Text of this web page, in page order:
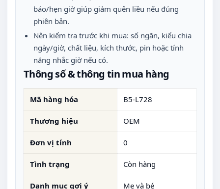
báo/hẹn giờ giúp giảm quên liều nếu đúng
phiên bản.
Nên kiểm tra trước khi mua: số ngăn, kiểu chia
ngày/giờ, chất liệu, kích thước, pin hoặc tính
năng nhắc giờ nếu có.
Thông số & thông tin mua hàng
Mã hàng hóa B5-L728
Thương hiệu OEM
Đơn vị tính 0
Tình trạng Còn hàng
Danh mục gợi ý Mẹ và bé